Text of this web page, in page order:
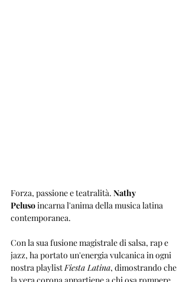
Forza, passione e teatralità. Nathy
Peluso incarna l'anima della musica latina
contemporanea.
Con la sua fusione magistrale di salsa, rap e
jazz, ha portato un'energia vulcanica in ogni
nostra playlist Fiesta Latina, dimostrando che